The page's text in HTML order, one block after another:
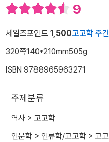
9
세일즈포인트 1,500고고학 주
320쪽140*210mm505g
ISBN 9788965963271
주제분류
역사 > 고고학
인문학 > 인류학/고고학 > 고